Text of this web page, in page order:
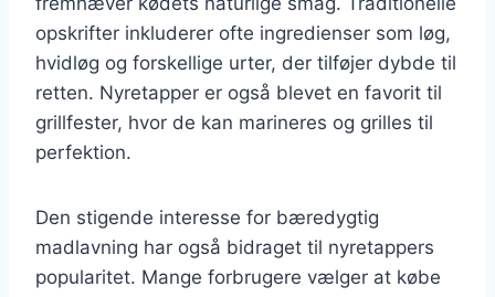
opskrifter inkluderer ofte ingredienser som løg,
hvidløg og forskellige urter, der tilføjer dybde til
retten. Nyretapper er også blevet en favorit til
grillfester, hvor de kan marineres og grilles til
perfektion.
Den stigende interesse for bæredygtig
madlavning har også bidraget til nyretappers
popularitet. Mange forbrugere vælger at købe